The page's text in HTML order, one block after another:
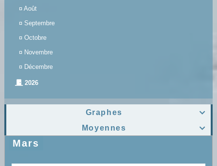
¤ Août
¤ Septembre
¤ Octobre
¤ Novembre
¤ Décembre
2026

Graphes

Moyennes
Mars